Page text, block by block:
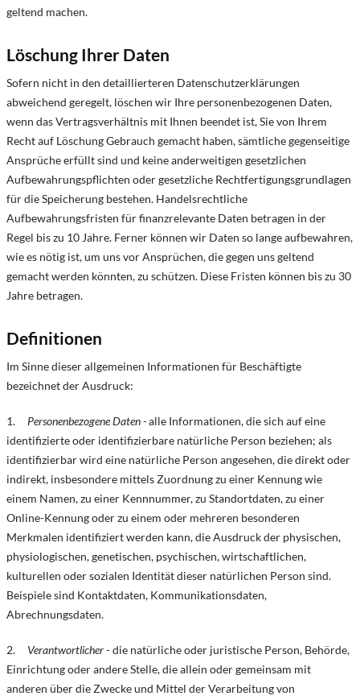
geltend machen.
Löschung Ihrer Daten
Sofern nicht in den detaillierteren Datenschutzerklärungen
abweichend geregelt, löschen wir Ihre personenbezogenen Daten,
wenn das Vertragsverhältnis mit Ihnen beendet ist, Sie von Ihrem
Recht auf Löschung Gebrauch gemacht haben, sämtliche gegenseitige
Ansprüche erfüllt sind und keine anderweitigen gesetzlichen
Aufbewahrungspflichten oder gesetzliche Rechtfertigungsgrundlagen
für die Speicherung bestehen. Handelsrechtliche
Aufbewahrungsfristen für finanzrelevante Daten betragen in der
Regel bis zu 10 Jahre. Ferner können wir Daten so lange aufbewahren,
wie es nötig ist, um uns vor Ansprüchen, die gegen uns geltend
gemacht werden könnten, zu schützen. Diese Fristen können bis zu 30
Jahre betragen.
Definitionen
Im Sinne dieser allgemeinen Informationen für Beschäftigte
bezeichnet der Ausdruck:
1. Personenbezogene Daten -alle Informationen, die sich auf eine
identifizierte oder identifizierbare natürliche Person beziehen; als
identifizierbar wird eine natürliche Person angesehen, die direkt oder
indirekt, insbesondere mittels Zuordnung zu einer Kennung wie
einem Namen, zu einer Kennnummer, zu Standortdaten, zu einer
Online-Kennung oder zu einem oder mehreren besonderen
Merkmalen identifiziert werden kann, die Ausdruck der physischen,
physiologischen, genetischen, psychischen, wirtschaftlichen,
kulturellen oder sozialen Identität dieser natürlichen Person sind.
Beispiele sind Kontaktdaten, Kommunikationsdaten,
Abrechnungsdaten.
2. Verantwortlicher- die natürliche oder juristische Person, Behörde,
Einrichtung oder andere Stelle, die allein oder gemeinsam mit
anderen über die Zwecke und Mittel der Verarbeitung von